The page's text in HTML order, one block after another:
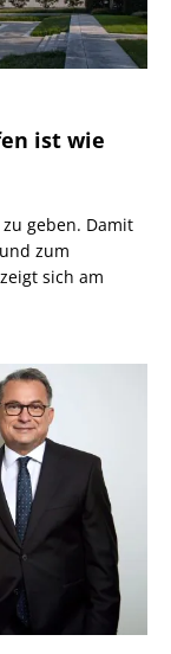
ist wie
geben. Damit
sich am